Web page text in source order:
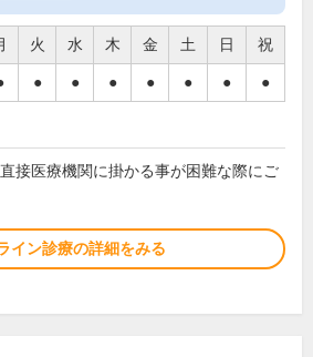
火 水 木 金 土 日 祝
● ● ● ● ● ● ●
接医療機関に掛かる事が困難な際にご
イン診療の詳細をみる